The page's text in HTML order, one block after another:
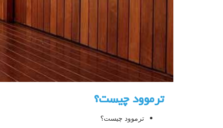
ترموود چیست؟
ترموود چیست؟